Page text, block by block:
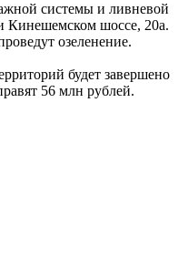
системы и ливневой
Кинешемском шоссе, 20а.
озеленение.
будет завершено
56 млн рублей.